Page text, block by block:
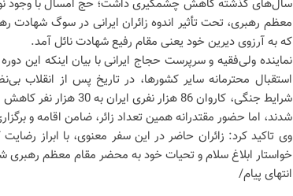
سال‌های گذشته کاهش چشمگیری داشت؛ حج امسال با وجود
معظم رهبری، تحت تأثیر اندوه زائران ایرانی در سوگ شهادت
که به آرزوی دیرین خود یعنی مقام رفیع شهادت نائل آمد.
نماینده ولی‌فقیه و سرپرست حجاج ایرانی با بیان اینکه این
استقبال محترمانه سایر کشورها، در تاریخ پس از انقلاب
شرایط جنگی، کاروان 86
شدند، اما حضور مقتدرانه همین تعداد زائر، ضامن اقامه و
وی تاکید کرد: زائران حاضر در این سفر معنوی، با ابراز
خواستار ابلاغ سلام و تحیات خود به محضر مقام معظم رهبری
انتهای پیام/